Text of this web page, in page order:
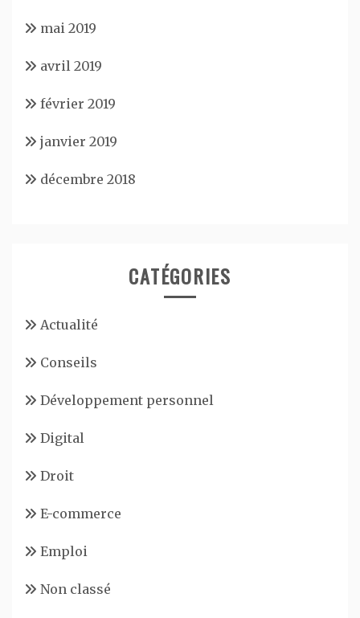
mai 2019
avril 2019
février 2019
janvier 2019
décembre 2018
CATÉGORIES
Actualité
Conseils
Développement personnel
Digital
Droit
E-commerce
Emploi
Non classé